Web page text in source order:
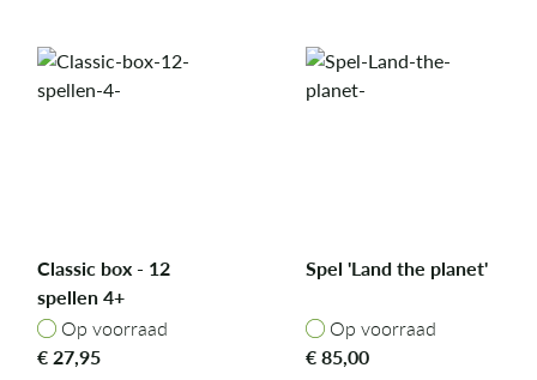
Classic box - 12
spellen 4+
Op voorraad
Op voorraad
€27,95
Spel 'Land the planet'
Op voorraad
Op voorraad
€85,00